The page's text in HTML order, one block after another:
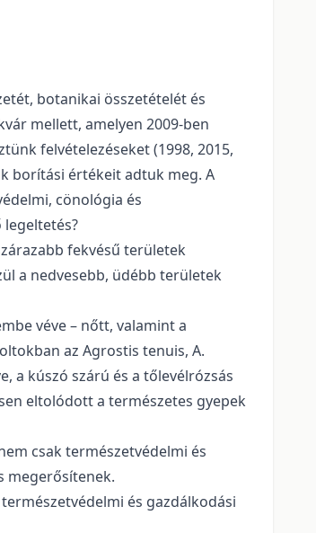
botanikai összetételét és
mellett, amelyen 2009-ben
felvételezéseket (1998, 2015,
borítási értékeit adtuk meg. A
cönológia és
fekvésű területek
a nedvesebb, üdébb területek
véve – nőtt, valamint a
az Agrostis tenuis, A.
a kúszó szárú és a tőlevélrózsás
eltolódott a természetes gyepek
csak természetvédelmi és
megerősítenek.
és gazdálkodási